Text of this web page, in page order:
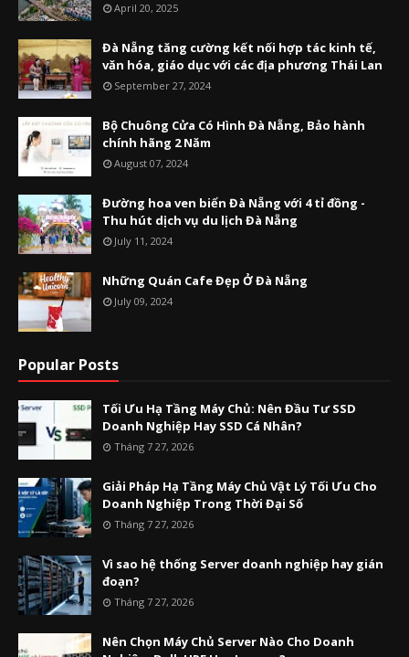
April 20, 2025
Đà Nẵng tăng cường kết nối hợp tác kinh tế,
văn hóa, giáo dục với các địa phương Thái Lan
September 27, 2024
Bộ Chuông Cửa Có Hình Đà Nẵng, Bảo hành
chính hãng 2 Năm
August 07, 2024
Đường hoa ven biển Đà Nẵng với 4 tỉ đồng -
Thu hút dịch vụ du lịch Đà Nẵng
July 11, 2024
Những Quán Cafe Đẹp Ở Đà Nẵng
July 09, 2024
Popular Posts
Tối Ưu Hạ Tầng Máy Chủ: Nên Đầu Tư SSD
Doanh Nghiệp Hay SSD Cá Nhân?
Tháng 7 27, 2026
Giải Pháp Hạ Tầng Máy Chủ Vật Lý Tối Ưu Cho
Doanh Nghiệp Trong Thời Đại Số
Tháng 7 27, 2026
Vì sao hệ thống Server doanh nghiệp hay gián
đoạn?
Tháng 7 27, 2026
Nên Chọn Máy Chủ Server Nào Cho Doanh